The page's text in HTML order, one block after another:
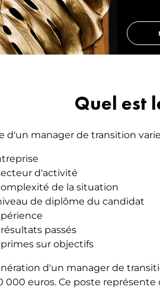
Quel est
d'un manager de transition
d'activité
de la situation
de diplôme du candidat
passés
primes sur objectifs
d'un manager de
000 euros. Ce poste